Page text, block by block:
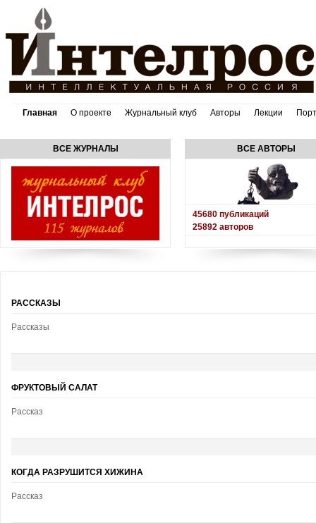
Главная О проекте Журнальный клуб Авторы Лекции
ВСЕ ЖУРНАЛЫ ВСЕ АВТОРЫ
45680 публикаций
25892 авторов
РАССКАЗЫ
Рассказы
ФРУКТОВЫЙ САЛАТ
Рассказ
КОГДА РАЗРУШИТСЯ ХИЖИНА
Рассказ